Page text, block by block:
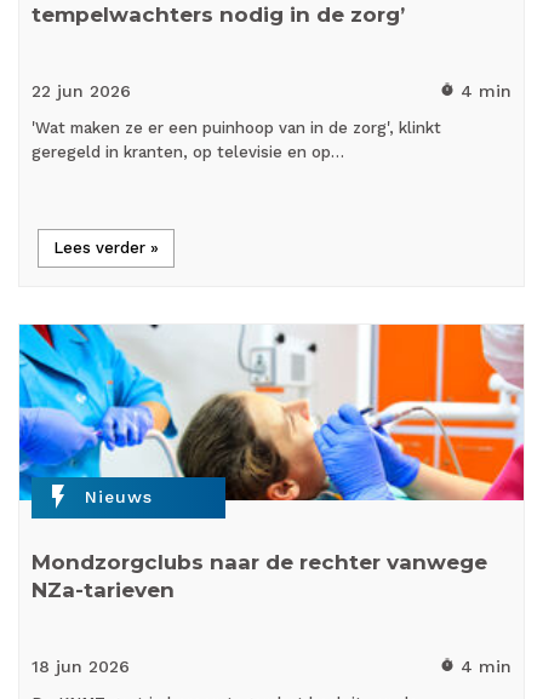
tempelwachters nodig in de zorg’
22 jun 2026 timer 4 min
'Wat maken ze er een puinhoop van in de zorg', klinkt
geregeld in kranten, op televisie en op…
Lees verder »
flash_on Nieuws
Mondzorgclubs naar de rechter vanwege
NZa-tarieven
18 jun 2026 timer 4 min